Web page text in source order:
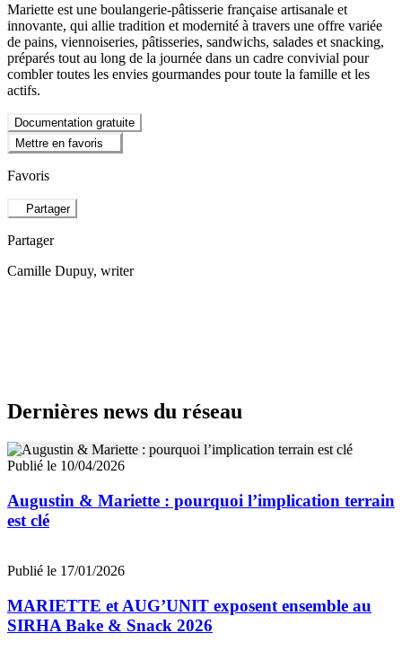
Mariette est une boulangerie-pâtisserie française artisanale et
innovante, qui allie tradition et modernité à travers une offre variée
de pains, viennoiseries, pâtisseries, sandwichs, salades et snacking,
préparés tout au long de la journée dans un cadre convivial pour
combler toutes les envies gourmandes pour toute la famille et les
actifs.
Documentation gratuite
Mettre en favoris
Favoris
Partager
Partager
Camille Dupuy, writer
Dernières news du réseau
Publié le 10/04/2026
Augustin & Mariette : pourquoi l’implication terrain
est clé
Publié le 17/01/2026
MARIETTE et AUG’UNIT exposent ensemble au
SIRHA Bake & Snack 2026